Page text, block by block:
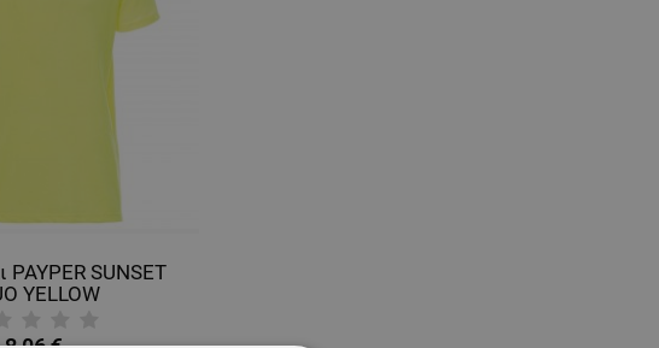
SUNSET
YELLOW